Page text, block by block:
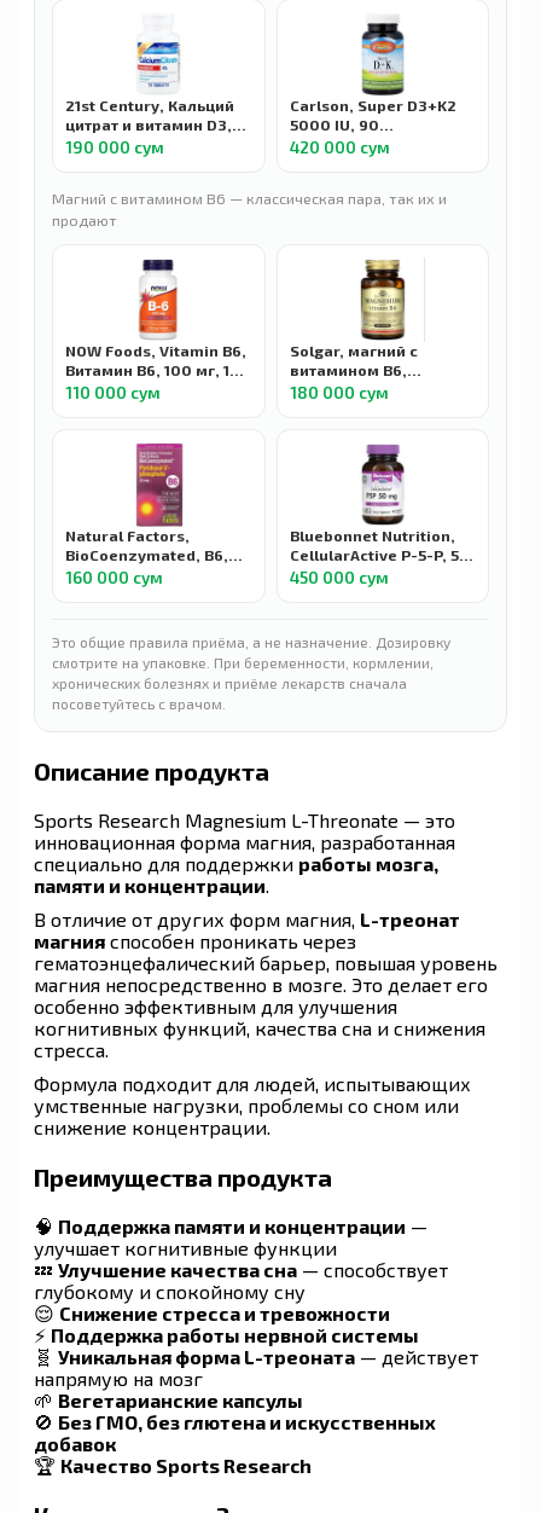
21st Century, Кальций
цитрат и витамин D3,
максимальная
эффективность, 75
190 000 сум
Carlson, Super D3+K2
5000 IU, 90
вегетарианских капсул
420 000 сум
Магний с витамином B6 — классическая пара, так их и
продают
NOW Foods, Vitamin B6,
Витамин B6, 100 мг, 100
капсул
110 000 сум
Solgar, магний с
витамином B6,
magnesium with
vitamin B6, 100
180 000 сум
Natural Factors,
BioCoenzymated, B6,
пиридоксал-5-фосфат,
Pyridoxal 5-phosphate,
160 000 сум
Bluebonnet Nutrition,
CellularActive P-5-P, 50
мг, 90 растительных
450 000 сум
Это общие правила приёма, а не назначение. Дозировку
смотрите на упаковке. При беременности, кормлении,
хронических болезнях и приёме лекарств сначала
посоветуйтесь с врачом.
Описание продукта
Sports Research Magnesium L-Threonate — это
инновационная форма магния, разработанная
специально для поддержки работы мозга,
памяти и концентрации
В отличие от других форм магния, L-треонат
магния способен проникать через
гематоэнцефалический барьер, повышая уровень
магния непосредственно в мозге. Это делает его
особенно эффективным для улучшения
когнитивных функций, качества сна и снижения
стресса.
Формула подходит для людей, испытывающих
умственные нагрузки, проблемы со сном или
снижение концентрации.
Преимущества продукта
🧠 Поддержка памяти и концентрации —
улучшает когнитивные функции
💤 Улучшение качества сна — способствует
глубокому и спокойному сну
😌 Снижение стресса и тревожности
⚡ Поддержка работы нервной системы
🧬 Уникальная форма L-треоната — действует
напрямую на мозг
🌱 Вегетарианские капсулы
🚫 Без ГМО, без глютена и искусственных
добавок
🏆 Качество Sports Research